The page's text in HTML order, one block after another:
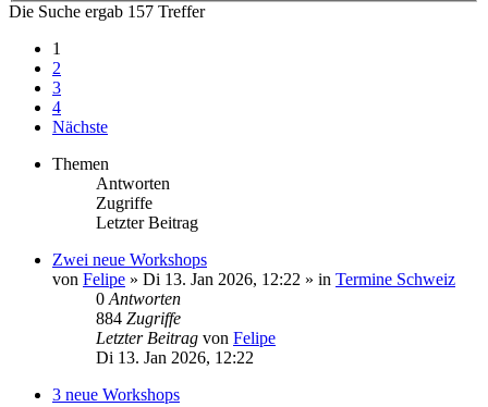
Die Suche ergab 157 Treffer
1
2
3
4
Nächste
Themen
Antworten
Zugriffe
Letzter Beitrag
Zwei neue Workshops
von Felipe » Di 13. Jan 2026, 12:22 » in Termine Schweiz
0 Antworten
884 Zugriffe
Letzter Beitrag von Felipe
Di 13. Jan 2026, 12:22
3 neue Workshops